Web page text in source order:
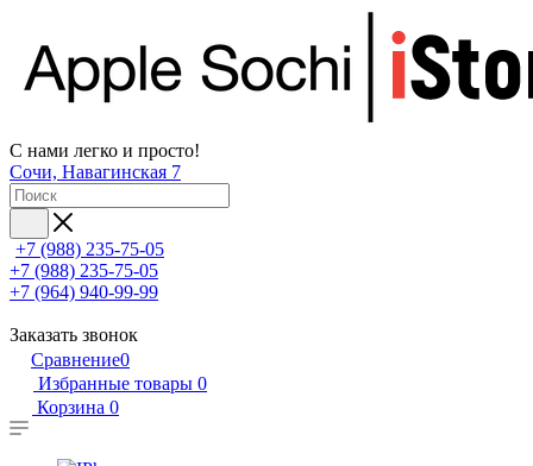
С нами легко и просто!
Сочи, Навагинская 7
+7 (988) 235-75-05
+7 (988) 235-75-05
+7 (964) 940-99-99
Заказать звонок
Сравнение0
Избранные товары 0
Корзина 0